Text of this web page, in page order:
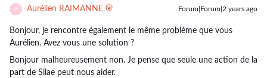
A Aurélien RAIMANNE Forum|Forum|2 years ago
Bonjour, je rencontre également le même problème que vous
Aurélien. Avez vous une solution ?
Bonjour malheureusement non. Je pense que seule une action de la
part de Silae peut nous aider.